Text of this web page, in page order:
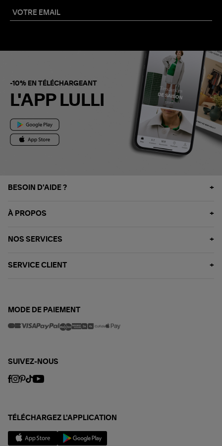
-10% EN TÉLÉCHARGEANT
L'APP LULLI
BESOIN D'AIDE ?
À PROPOS
NOS SERVICES
SERVICE CLIENT
MODE DE PAIEMENT
SUIVEZ-NOUS
TÉLÉCHARGEZ L'APPLICATION